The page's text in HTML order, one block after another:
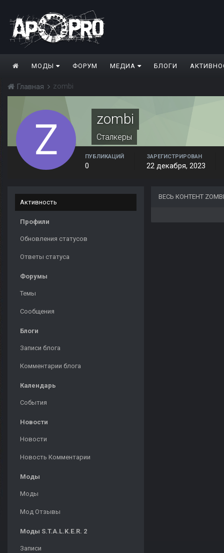
МОДЫ ФОРУМ МЕДИА БЛОГИ
Главная zombi
zombi
Сталкеры
ПУБЛИКАЦИЙ
0
ЗАРЕГИСТРИРОВАН
22 декабря, 2023
Активность
Профили
Обновления статусов
Ответы статуса
Форумы
Темы
Сообщения
Блоги
Записи блога
Комментарии блога
Календарь
События
Новости
Новости
Новость Комментарии
Моды
Моды
Мод Отзывы
Моды S.T.A.L.K.E.R. 2
Записи
ВЕСЬ КОНТЕНТ ZOMBI